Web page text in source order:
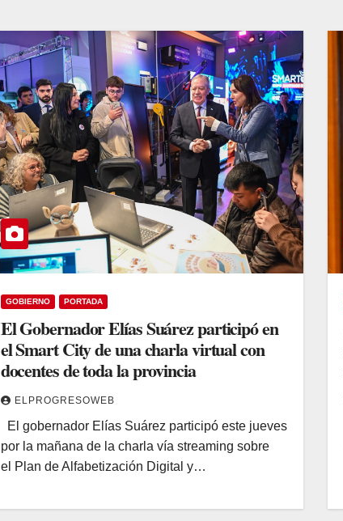
GOBIERNO PORTADA
El Gobernador Elías Suárez participó en
el Smart City de una charla virtual con
docentes de toda la provincia
ELPROGRESOWEB
El gobernador Elías Suárez participó este jueves
por la mañana de la charla vía streaming sobre
el Plan de Alfabetización Digital y…